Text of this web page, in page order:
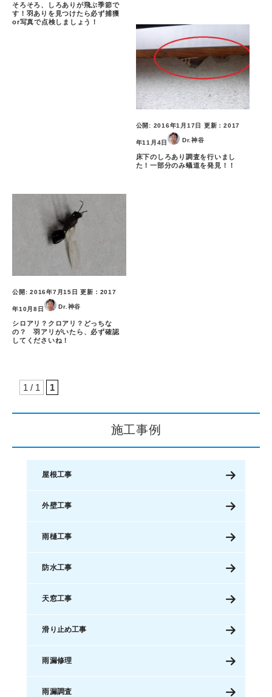
そろそろ、しろありが飛ぶ季節で
す！羽ありを見つけたら必ず捕獲
or写真で点検しましょう！
公開: 2016年1月17日 更新：2017
年11月4日 Dr.神谷
床下のしろあり調査を行いまし
た！一部分のみ蟻道を発見！！
公開: 2016年7月15日 更新： 2017
年10月8日 Dr.神谷
シロアリ？クロアリ？どっちな
の？ 羽アリがいたら、必ず確認
してくださいね！
1 / 1 1
施工事例
屋根工事
外壁工事
雨樋工事
防水工事
天窓工事
滑り止め工事
雨漏修理
雨漏調査